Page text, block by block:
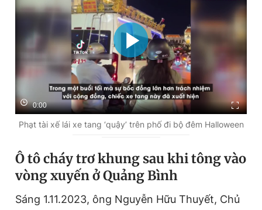
0:00
Phạt tài xế lái xe tang ‘quậy’ trên phố đi bộ đêm Halloween
Ô tô cháy trơ khung sau khi tông vào
vòng xuyến ở Quảng Bình
Sáng 1.11.2023, ông Nguyễn Hữu Thuyết, Chủ